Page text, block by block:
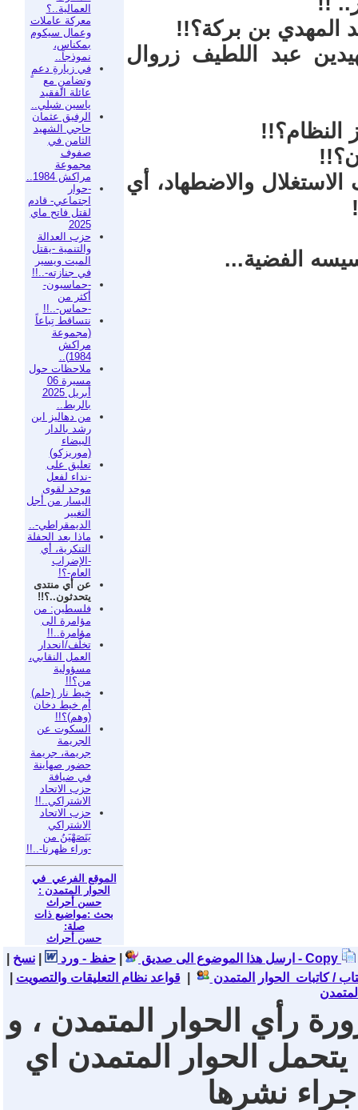
العمالية..؟
معركة عاملات
وعمال سيكوم
بمكناس،
نموذجاً..
في زيارةِ دعمٍ
وتضامنٍ مع
عائلة الفقيد
ياسين شبلي..
الرفيق عثمان
حاجي الشهيد
الثامن في
صفوف
مجموعة
مراكش 1984..
-حوار
اجتماعي- قادم
لقتل فاتح ماي
2025
حزب العدالة
والتنمية -يقتل
الميت ويسير
في جنازته-..!!
-حماسيون-
أكثر من
-حماس-..!!
نتساقط تِباعاً
(مجموعة
مراكش
1984)..
ملاحظات حول
مسيرة 06
أبريل 2025
بالربط..
من دهاليز ابن
رشد بالدار
البيضاء
(موريزكو)
تعليق على
-نداء لفعل
موحد لقوى
اليسار من أجل
التغيير
الديمقراطي-..
ماذا بعد الحفلة
التنكرية، أي
-الإضراب
العام-؟!
عن أي منتدى
يتحدثون..؟!!
فلسطين: من
مؤامرة الى
مؤامرة..!!
تخلُّف/انحدار
العمل النقابي،
مسؤولية
من؟!!
خيط نار (حلم)
أم خيط دخان
(وهم)؟!!
السكوت عن
الجريمة
جريمة، جريمة
حضور صهاينة
في ضيافة
حزب الاتحاد
الاشتراكي..!!
حزب الاتحاد
الاشتراكي
يَتَصَهْيَنُ من
-وراء ظهرنا-..!!
الموقع الفرعي في
الحوار المتمدن :
حسن أحراث
بحث :مواضيع ذات
صلة:
حسن أحراث
المهدي بن بركة؟!!
عبد اللطيف زروال
النظام؟!!
والاضطهاد، أي
الفضية...
ارسل هذا الموضوع الى صديق حفظ - ورد نسخ - Copy
/ كاتبات الحوار المتمدن |قواعد نظام التعليقات والتصويت
رأي الحوار المتمدن ، و
يتحمل الحوار المتمدن اي
جراء نشرها